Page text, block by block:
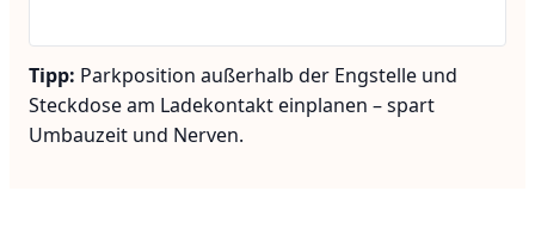
Tipp: Parkposition außerhalb der Engstelle und
Steckdose am Ladekontakt einplanen – spart
Umbauzeit und Nerven.